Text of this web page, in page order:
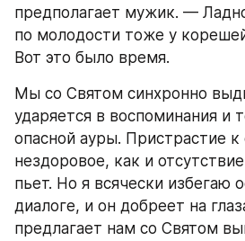
предполагает мужик. —
по молодости тоже у
Вот это было время.
Мы со Святом синхронно
ударяется в воспоминания и
опасной ауры. Пристрастие к
нездоровое, как и
пьет. Но я всячески избегаю
диалоге, и он добреет на
предлагает нам со Святом